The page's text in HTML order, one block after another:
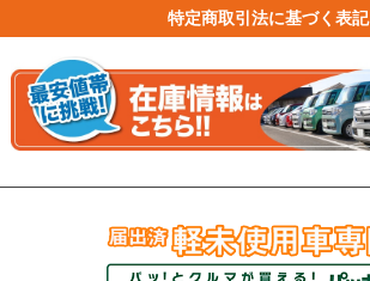
特定商取引法に基づく表記